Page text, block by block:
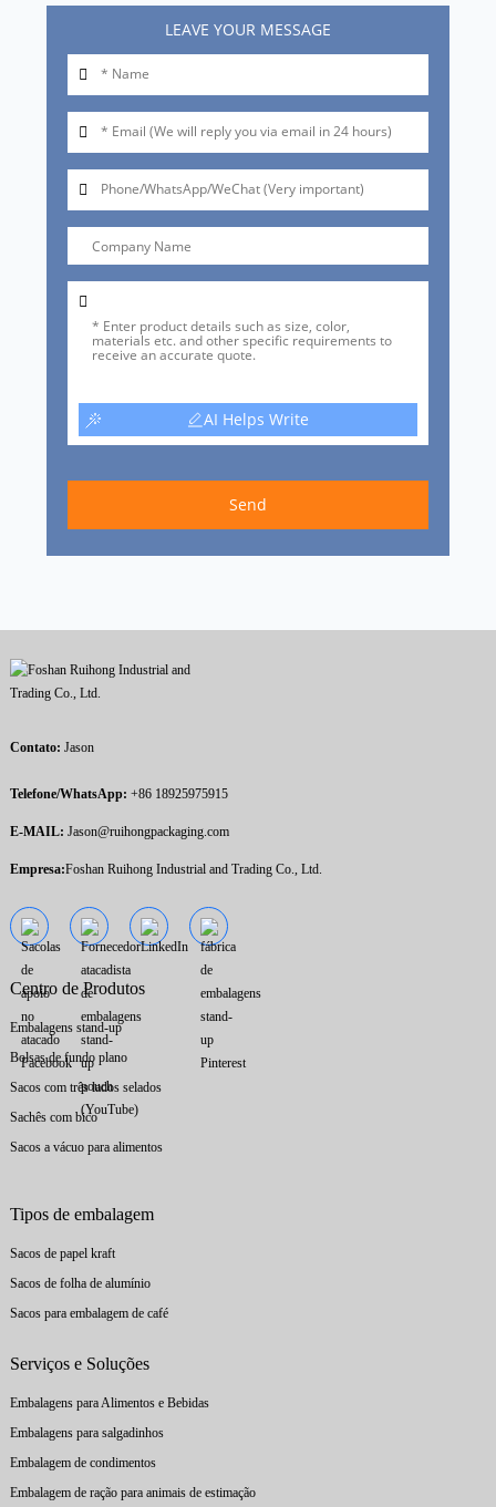
LEAVE YOUR MESSAGE
AI Helps Write
Send
Contato: Jason
Telefone/WhatsApp: +86 18925975915
E-MAIL: Jason@ruihongpackaging.com
Empresa:Foshan Ruihong Industrial and Trading Co., Ltd.
Centro de Produtos
Embalagens stand-up
Bolsas de fundo plano
Sacos com três lados selados
Sachês com bico
Sacos a vácuo para alimentos
Tipos de embalagem
Sacos de papel kraft
Sacos de folha de alumínio
Sacos para embalagem de café
Serviços e Soluções
Embalagens para Alimentos e Bebidas
Embalagens para salgadinhos
Embalagem de condimentos
Embalagem de ração para animais de estimação